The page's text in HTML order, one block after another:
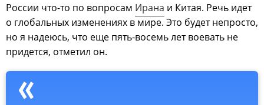
России что-то по вопросам Ирана и Китая. Речь идет
о глобальных изменениях в мире. Это будет непросто,
но я надеюсь, что еще пять-восемь лет воевать не
придется, отметил он.